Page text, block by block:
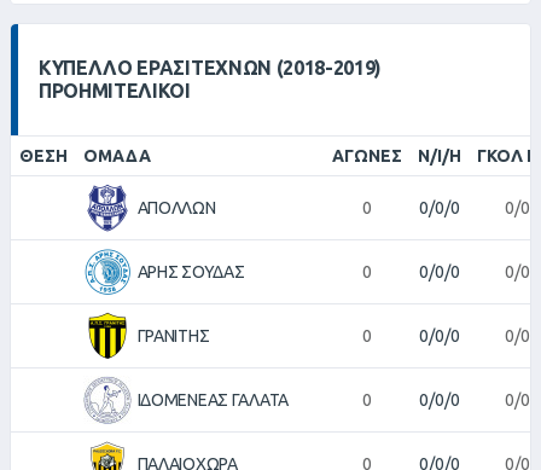
ΚΎΠΕΛΛΟ ΕΡΑΣΙΤΕΧΝΏΝ (2018-2019)
ΠΡΟΗΜΙΤΕΛΙΚΟΊ
ΘΈΣΗ ΟΜΆΔΑ ΑΓΏΝΕΣ Ν/Ι/Η ΓΚΟΛ
ΑΠΟΛΛΩΝ 0 0/0/0 0/0
ΑΡΗΣ ΣΟΥΔΑΣ 0 0/0/0 0/0
ΓΡΑΝΙΤΗΣ 0 0/0/0 0/0
ΙΔΟΜΕΝΕΑΣ ΓΑΛΑΤΑ 0 0/0/0 0/0
ΠΑΛΑΙΟΧΩΡΑ 0 0/0/0 0/0